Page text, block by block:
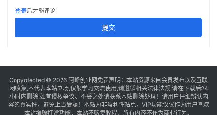
登录后才能评论
提交
Copyotected © 2026 阿峰创业网 免责声明：本站资源来自会员发布以及互联
网收集,不代表本站立场,仅限学习交流使用,请遵循相关法律法规,请在下载后24
小时内删除.如有侵权争议、不妥之处请联系本站删除处理！请用户仔细辨认内
容的真实性，避免上当受骗！本站为非盈利性站点，VIP功能仅仅作为用户喜欢
本站捐赠打赏功能，本站不贩卖教程，所有内容不作为商业行为。